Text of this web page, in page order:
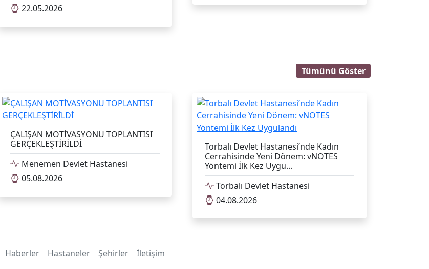
22.05.2026
Tümünü Göster
ÇALIŞAN MOTİVASYONU TOPLANTISI
GERÇEKLEŞTİRİLDİ
Menemen Devlet Hastanesi
05.08.2026
Torbalı Devlet Hastanesi’nde Kadın
Cerrahisinde Yeni Dönem: vNOTES
Yöntemi İlk Kez Uygu...
Torbalı Devlet Hastanesi
04.08.2026
Haberler Hastaneler Şehirler İletişim